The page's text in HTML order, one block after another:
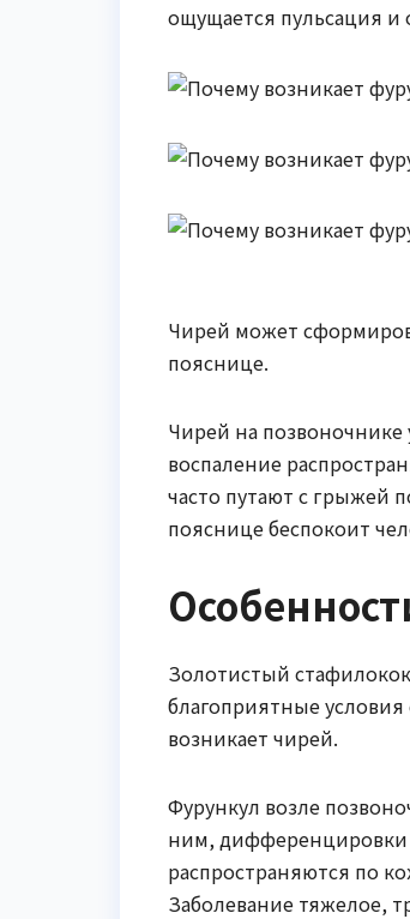
ощущается пульсация и
Чирей может
пояснице.
Чирей на позвоночнике
воспаление
часто путают с грыжей
пояснице беспокоит
Золотистый
благоприятные
возникает чирей.
Фурункул возле
ним, дифференцировки
распространяются по
Заболевание тяжелое,